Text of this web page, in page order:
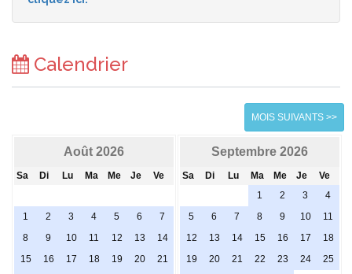
Calendrier
MOIS SUIVANTS >>
Août 2026
Sa Di Lu Ma Me Je Ve
1 2 3 4 5 6
7
8
9 10 11 12 13
14
15
16 17 18 19 20
21
Septembre 2026
Sa Di Lu Ma Me Je
Ve
1
2 3
4
5
6 7 8 9 10
11
12
13 14 15 16 17
18
19
20 21 22 23 24
25